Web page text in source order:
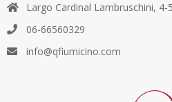
Largo Cardinal Lambruschini, 4-
06-66560329
info@qfiumicino.com